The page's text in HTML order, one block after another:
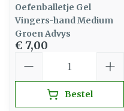
Oefenballetje Gel
Vingers-hand Medium
Groen Advys
€ 7,00
Bestel